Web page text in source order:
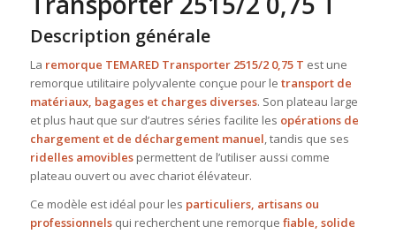
Description générale
La remorque TEMARED Transporter 2515/2 0,75 T est une
remorque utilitaire polyvalente conçue pour le transport de
matériaux, bagages et charges diverses. Son plateau large
et plus haut que sur d’autres séries facilite les opérations de
chargement et de déchargement manuel, tandis que ses
ridelles amoviblespermettent de l’utiliser aussi comme
plateau ouvert ou avec chariot élévateur.
Ce modèle est idéal pour les particuliers, artisans ou
professionnelsqui recherchent une remorque fiable, solide